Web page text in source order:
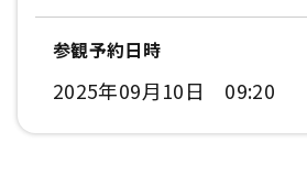
参観予約日時
2025年09月10日 09:20